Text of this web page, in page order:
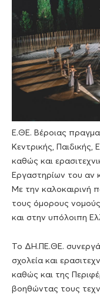
Ε.ΘΕ. Βέροιας
Κεντρικής, Παιδικής,
καθώς και
Εργαστηρίων του αν
Με την καλοκαιρινή
τους όμορους νομούς
και στην υπόλοιπη
Το ΔΗ.ΠΕ.ΘΕ.
σχολεία και
καθώς και της
βοηθώντας τους